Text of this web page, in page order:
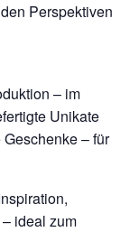
Perspektiven
– im
Unikate
– für
ideal zum